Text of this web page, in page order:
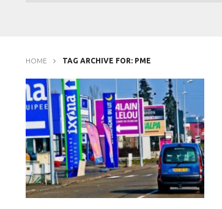
HOME TAG ARCHIVE FOR: PME